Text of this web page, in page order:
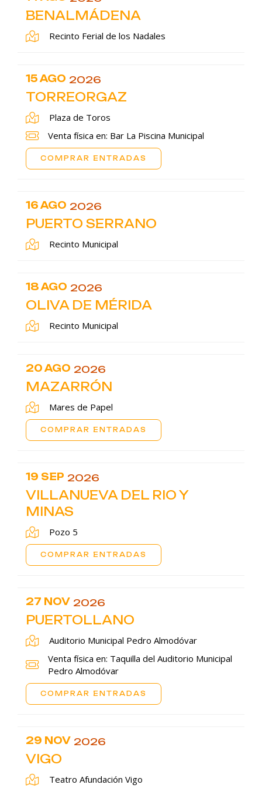
BENALMÁDENA
Recinto Ferial de los Nadales
15 AGO 2026
TORREORGAZ
Plaza de Toros
Venta física en: Bar La Piscina Municipal
COMPRAR ENTRADAS
16 AGO 2026
PUERTO SERRANO
Recinto Municipal
18 AGO 2026
OLIVA DE MÉRIDA
Recinto Municipal
20 AGO 2026
MAZARRÓN
Mares de Papel
COMPRAR ENTRADAS
19 SEP 2026
VILLANUEVA DEL RIO Y
MINAS
Pozo 5
COMPRAR ENTRADAS
27 NOV 2026
PUERTOLLANO
Auditorio Municipal Pedro Almodóvar
Venta física en: Taquilla del Auditorio Municipal
Pedro Almodóvar
COMPRAR ENTRADAS
29 NOV 2026
VIGO
Teatro Afundación Vigo